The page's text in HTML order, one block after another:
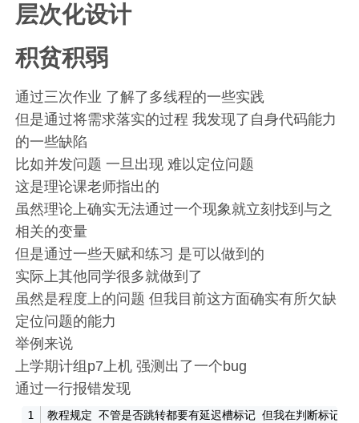
层次化设计
积贫积弱
通过三次作业 了解了多线程的一些实践
但是通过将需求落实的过程 我发现了自身代码能力
的一些缺陷
比如并发问题 一旦出现 难以定位问题
这是理论课老师指出的
虽然理论上确实无法通过一个现象就立刻找到与之
相关的变量
但是通过一些天赋和练习 是可以做到的
实际上其他同学很多就做到了
虽然是程度上的问题 但我目前这方面确实有所欠缺
定位问题的能力
举例来说
上学期计组p7上机 强测出了一个bug
通过一行报错发现
教程规定 不管是否跳转都要有延迟槽标记 但我在判断标记的